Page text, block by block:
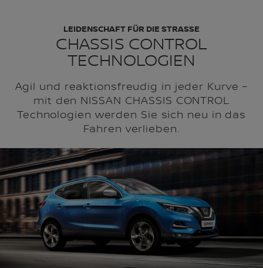
CHASSIS CONTROL
TECHNOLOGIEN
LEIDENSCHAFT FÜR DIE STRASSE
Agil und reaktionsfreudig in jeder Kurve –
mit den NISSAN CHASSIS CONTROL
Technologien werden Sie sich neu in das
Fahren verlieben.